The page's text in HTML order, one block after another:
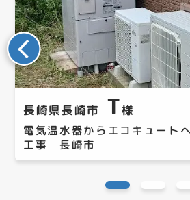
長崎県長崎市 T様
電気温水器からエコキュート
工事 長崎市